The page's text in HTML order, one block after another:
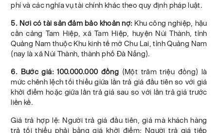
phí và các nghĩa vụ tài chính khác theo quy định pháp luật.
5. Nơi có tài sản đảm bảo khoản nợ: Khu công nghiệp, hậu
cần cảng Tam Hiệp, xã Tam Hiệp, huyện Núi Thành, tỉnh
Quảng Nam thuộc Khu kinh tế mở Chu Lai, tỉnh Quảng Nam
(nay là xã Núi Thành, thành phố Đà Nẵng).
6. Bước giá: 100.000.000 đồng (Một trăm triệu đồng) là
mức chênh lệch tối thiểu giữa lần trả giá đầu tiên so với giá
khởi điểm hoặc giữa lần trả giá sau so với lần trả giá trước
liền kề.
Giá trả hợp lệ: Người trả giá đầu tiên, giá mà khách hàng
trả tối thiểu phải bằng giá khởi điểm; Người trả giá tiếp